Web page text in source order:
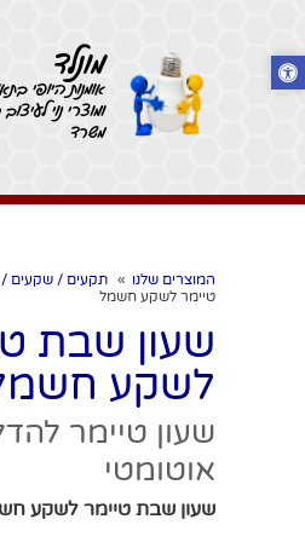
מונלד
אומנות היופי
ומוצרי נוי
משרד
המוצרים שלנו » תקעים / שקעים
טיימר לשקע חשמל
שעון שבת
לשקע
שעון טיימר
אוטומטי
שעון שבת טיימר לשקע